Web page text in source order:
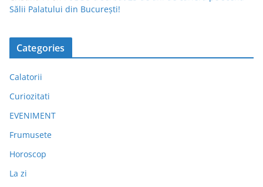
Sălii Palatului din București!
Categories
Calatorii
Curiozitati
EVENIMENT
Frumusete
Horoscop
La zi